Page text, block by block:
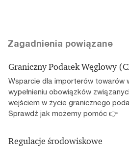
Zagadnienia powiązane
Graniczny Podatek Węglowy
Wsparcie dla importerów towarów
wypełnieniu obowiązków
wejściem w życie granicznego
Sprawdź jak możemy pomóc 👉
Regulacje środowiskowe